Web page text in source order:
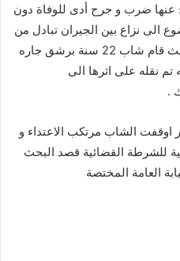
عنها ضرب و جرح أدى للوفاة دون
الى نزاع بين الجيران تبادل من
خلاله الطرفان الضرب و الجرح حيث قام شاب 22 سنة برشق جاره
تم نقله على اثرها الى
.
اوقفت الشاب مرتكب الاعتداء و
للشرطة القضائية قصد البحث
العامة المختصة